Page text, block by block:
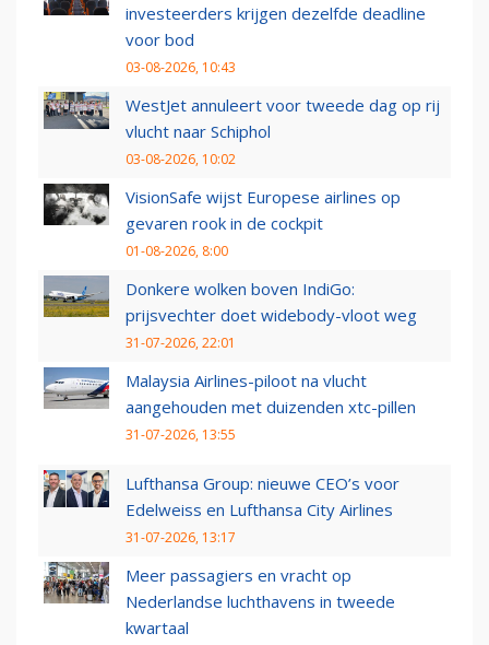
investeerders krijgen dezelfde deadline
voor bod
03-08-2026, 10:43
WestJet annuleert voor tweede dag op rij
vlucht naar Schiphol
03-08-2026, 10:02
VisionSafe wijst Europese airlines op
gevaren rook in de cockpit
01-08-2026, 8:00
Donkere wolken boven IndiGo:
prijsvechter doet widebody-vloot weg
31-07-2026, 22:01
Malaysia Airlines-piloot na vlucht
aangehouden met duizenden xtc-pillen
31-07-2026, 13:55
Lufthansa Group: nieuwe CEO’s voor
Edelweiss en Lufthansa City Airlines
31-07-2026, 13:17
Meer passagiers en vracht op
Nederlandse luchthavens in tweede
kwartaal